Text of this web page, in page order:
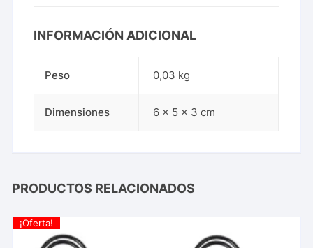
INFORMACIÓN ADICIONAL
Peso 0,03 kg
Dimensiones 6 × 5 × 3 cm
PRODUCTOS RELACIONADOS
¡Oferta!